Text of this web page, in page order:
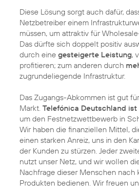
Diese Lösung sorgt auch dafür,
Netzbetreiber einem
müssen, um attraktiv für
Das dürfte sich doppelt positiv
durch eine gesteigerte Leistung,
profitieren; zum anderen durch
zugrundeliegende Infrastruktur.
Das Zugangs-Abkommen ist gut
Markt. Telefónica Deutschland
um den Festnetzwettbewerb in
Wir haben die finanziellen Mittel,
einen starken Anreiz, uns in den
der Kunden zu stürzen. Jeder
nutzt unser Netz, und wir wollen
Nachfrage dieser Menschen nach
Produkten bedienen. Wir freuen